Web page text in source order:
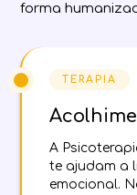
forma
TERAPIA
A
te ajudam a
emocional.